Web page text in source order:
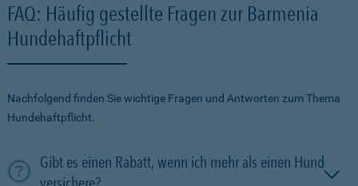
FAQ: Häufig gestellte Fragen zur Barmenia
Hundehaftpflicht
Nachfolgend finden Sie wichtige Fragen und Antworten zum Thema
Hundehaftpflicht.
Gibt es einen Rabatt, wenn ich mehr als einen Hund